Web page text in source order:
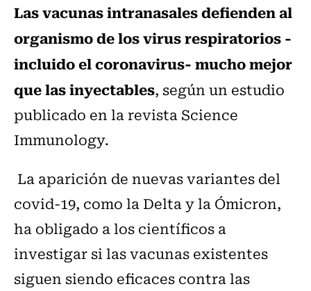
Las vacunas intranasales defienden al
organismo de los virus respiratorios -
incluido el coronavirus- mucho mejor
que las inyectables, según un estudio
publicado en la revista Science
Immunology.
La aparición de nuevas variantes del
covid-19, como la Delta y la Ómicron,
ha obligado a los científicos a
investigar si las vacunas existentes
siguen siendo eficaces contra las